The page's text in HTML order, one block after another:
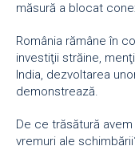
măsură a blocat
România rămâne în
investiţii străine,
India, dezvoltarea
demonstrează.
De ce trăsătură
vremuri ale